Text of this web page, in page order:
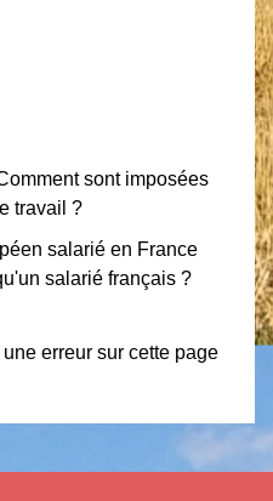
sont imposées
travail ?
salarié en France
salarié français ?
erreur sur cette page